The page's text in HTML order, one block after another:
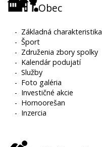
Obec
- Základná charakteristika
-Šport
- Združenia zbory spolky
- Kalendár podujatí
-Služby
- Foto galéria
- Investičné akcie
- Hornoorešan
- Inzercia